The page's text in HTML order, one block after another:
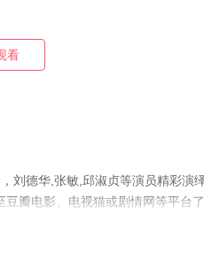
看
刘德华,张敏,邱淑贞等演员精彩演
瓣电影、电视猫或剧情网等平台了